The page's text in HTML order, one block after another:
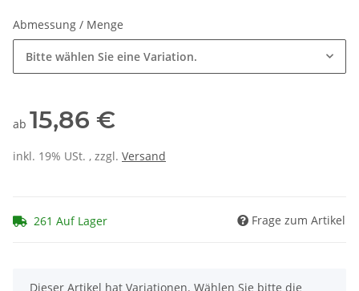
Abmessung / Menge
Bitte wählen Sie eine Variation.
ab 15,86 €
inkl. 19% USt. , zzgl. Versand
261 Auf Lager Frage zum Artikel
x
Dieser Artikel hat Variationen. Wählen Sie bitte die